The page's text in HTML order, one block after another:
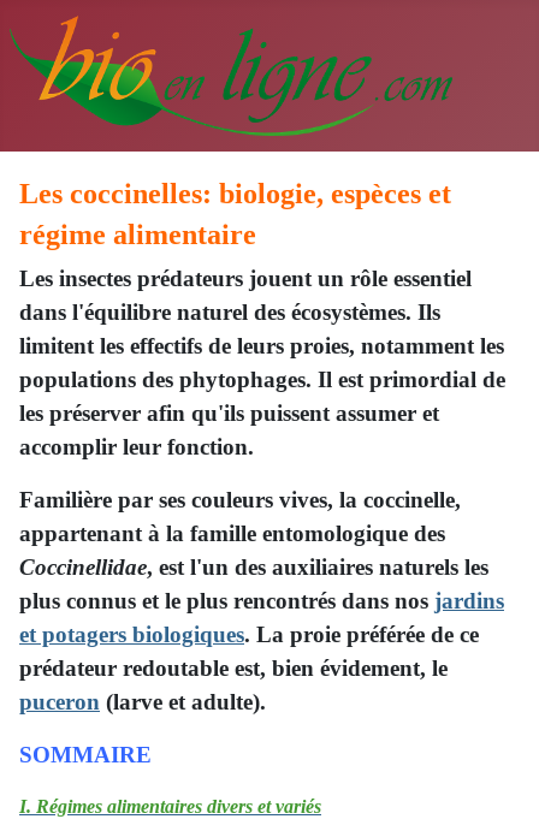
Les coccinelles: biologie, espèces et
régime alimentaire
Les insectes prédateurs jouent un rôle essentiel
dans l'équilibre naturel des écosystèmes. Ils
limitent les effectifs de leurs proies, notamment les
populations des phytophages. Il est primordial de
les préserver afin qu'ils puissent assumer et
accomplir leur fonction.
Familière par ses couleurs vives, la coccinelle,
appartenant à la famille entomologique des
Coccinellidae, est l'un des auxiliaires naturels les
plus connus et le plus rencontrés dans nos jardins
et potagers biologiques. La proie préférée de ce
prédateur redoutable est, bien évidement, le
puceron (larve et adulte).
SOMMAIRE
I. Régimes alimentaires divers et variés